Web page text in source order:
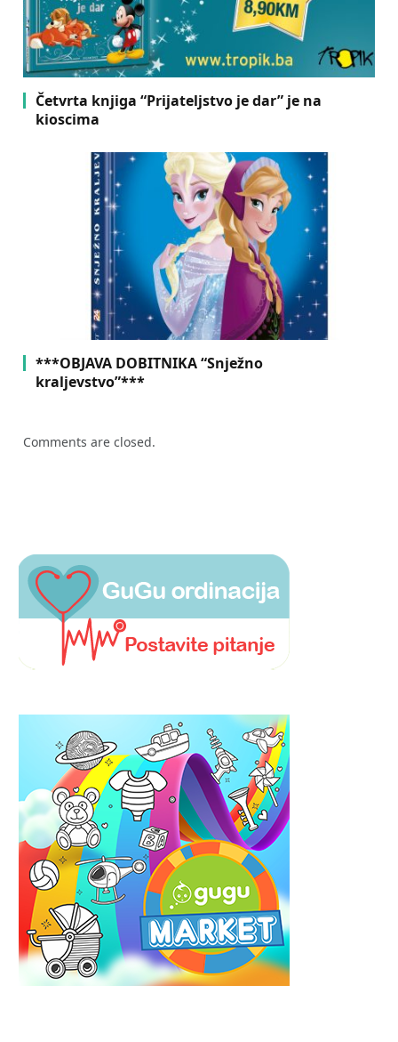
Četvrta knjiga “Prijateljstvo je dar” je na
kioscima
***OBJAVA DOBITNIKA “Snježno
kraljevstvo”***
Comments are closed.